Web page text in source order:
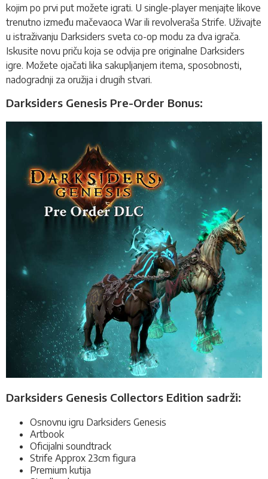
kojim po prvi put možete igrati. U single-player menjajte likove
trenutno između mačevaoca War ili revolveraša Strife. Uživajte
u istraživanju Darksiders sveta co-op modu za dva igrača.
Iskusite novu priču koja se odvija pre originalne Darksiders
igre. Možete ojačati lika sakupljanjem itema, sposobnosti,
nadogradnji za oružija i drugih stvari.
Darksiders Genesis Pre-Order Bonus:
Darksiders Genesis Collectors Edition sadrži:
Osnovnu igru Darksiders Genesis
Artbook
Oficijalni soundtrack
Strife Approx 23cm figura
Premium kutija